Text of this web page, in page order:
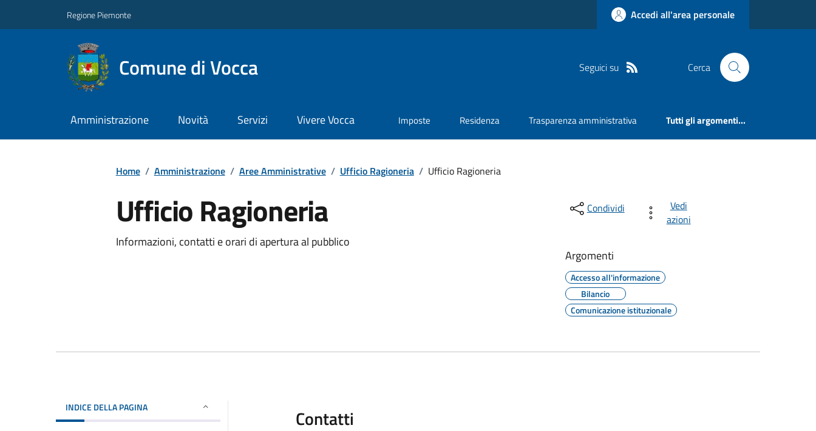
Regione Piemonte Accedi all'area personale
Comune di Vocca Seguici su Cerca
Amministrazione Novità Servizi Vivere Vocca Imposte Residenza Trasparenza amministrativa Tutti gli argomenti...
Home / Amministrazione / Aree Amministrative / Ufficio Ragioneria / Ufficio Ragioneria
Ufficio Ragioneria
Informazioni, contatti e orari di apertura al pubblico
Condividi
Vedi
azioni
Argomenti
Accesso all'informazione
Bilancio
Comunicazione istituzionale
INDICE DELLA PAGINA Contatti